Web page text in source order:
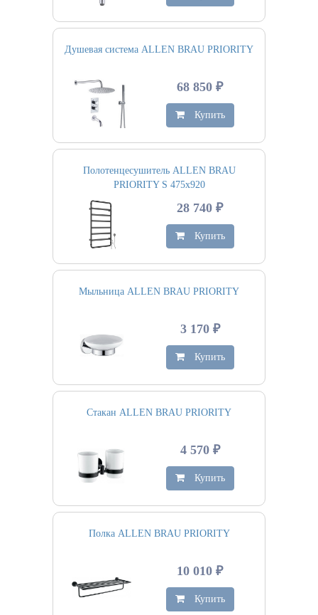
Душевая система ALLEN BRAU PRIORITY
68 850 ₽
Купить
Полотенцесушитель ALLEN BRAU
PRIORITY S 475х920
28 740 ₽
Купить
Мыльница ALLEN BRAU PRIORITY
3 170 ₽
Купить
Стакан ALLEN BRAU PRIORITY
4 570 ₽
Купить
Полка ALLEN BRAU PRIORITY
10 010 ₽
Купить